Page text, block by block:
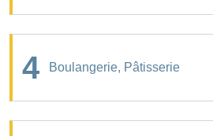
4 Boulangerie, Pâtisserie